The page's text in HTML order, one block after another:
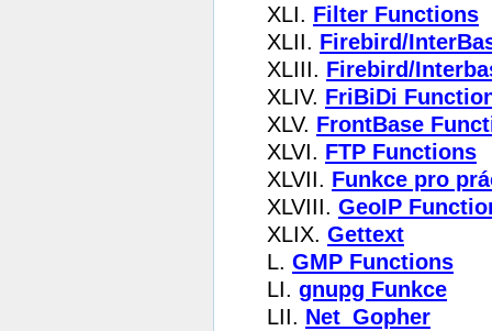
XLI. Filter Functions
XLII. Firebird/
XLIII. Firebird/
XLIV. FriBiDi
XLV. FrontBase
XLVI. FTP Functions
XLVII. Funkce pro
XLVIII. GeoIP
XLIX. Gettext
L. GMP Functions
LI. gnupg Funkce
LII. Net_Gopher